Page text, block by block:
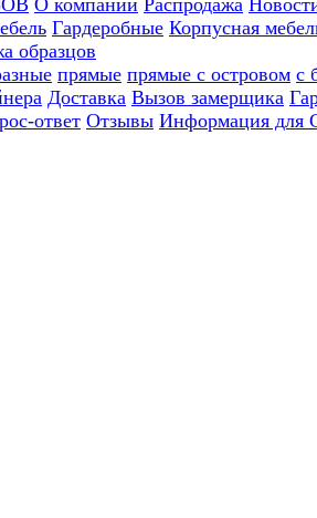
О компании Распродажа
Гардеробные Корпусная
образцов
прямые прямые с островом с
Доставка Вызов замерщика
ответ Отзывы Информация